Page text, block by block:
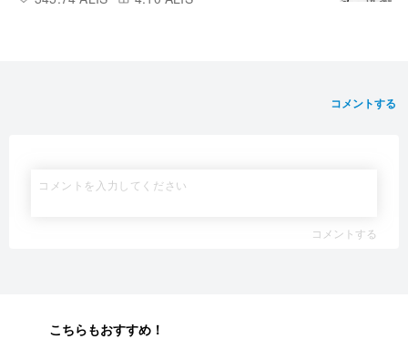
コメントする
コメントする
こちらもおすすめ！